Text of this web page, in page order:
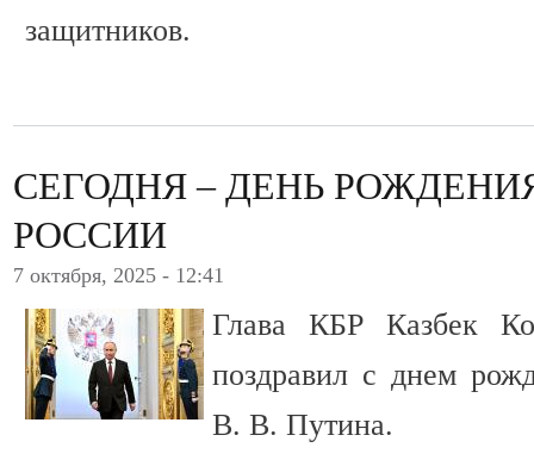
защитников.
СЕГОДНЯ – ДЕНЬ
РОССИИ
7 октября, 2025 - 12:41
Глава КБР Казбек
поздравил с днем
В. В. Путина.